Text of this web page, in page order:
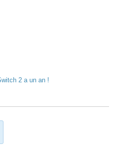
2 a un an !